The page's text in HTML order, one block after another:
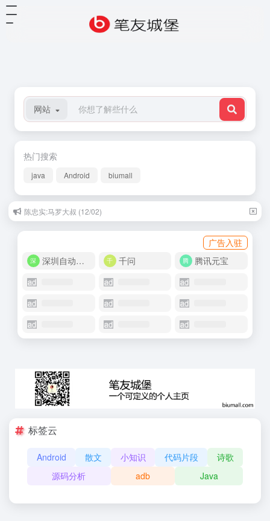
网站
热门搜索
java Android biumall
陈忠实:马罗大叔 (12/02)
顾城：门前 (07/07)
广告入驻
深圳自动化商城
千问 腾讯元宝
标签云
Android 散文 小知识 代码片段
诗歌
源码分析
adb Java